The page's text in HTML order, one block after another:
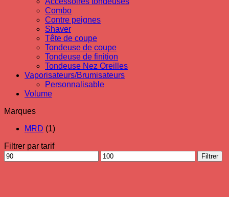
Combo
Contre peignes
Shaver
Tête de coupe
Tondeuse de coupe
Tondeuse de finition
Tondeuse Nez Oreilles
Vaporisateurs/Brumisateurs
Personnalisable
Volume
Marques
MRD (1)
Filtrer par tarif
Prix
min
Prix
max
Filtrer